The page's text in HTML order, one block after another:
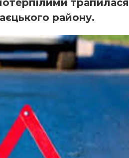
трапилася
району.